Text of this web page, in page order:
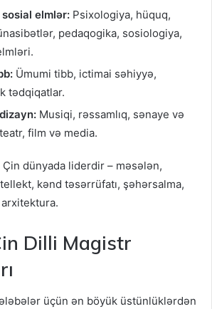
elmlər: Psixologiya, hüquq,
pedaqogika, sosiologiya,
Ümumi tibb, ictimai səhiyyə,
tədqiqatlar.
Musiqi, rəssamlıq, sənaye və
film və media.
dünyada liderdir – məsələn,
kənd təsərrüfatı, şəhərsalma,
Dilli Magistr
üçün ən böyük üstünlüklərdən